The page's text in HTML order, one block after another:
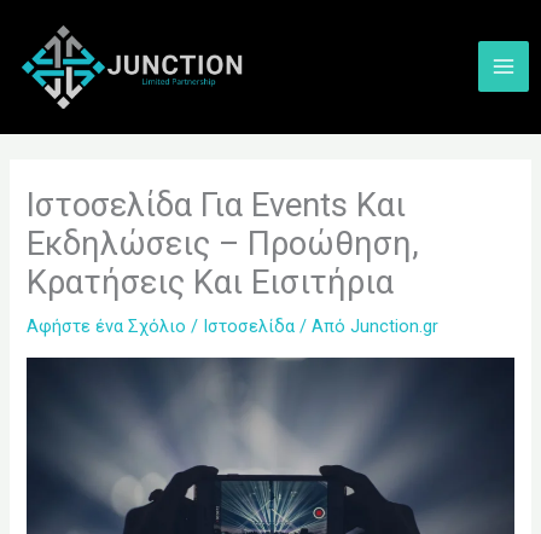
περιεχόμενο
Ιστοσελίδα Για Events Και
Εκδηλώσεις – Προώθηση,
Κρατήσεις Και Εισιτήρια
Αφήστε ένα Σχόλιο / Ιστοσελίδα / ΑπόJunction.gr
ν
α
τ
η
σ
η